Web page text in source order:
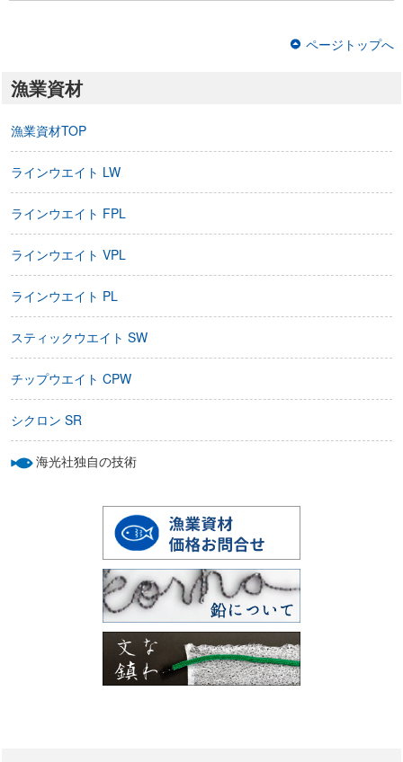
ページトップへ
漁業資材
漁業資材TOP
ラインウエイト LW
ラインウエイト FPL
ラインウエイト VPL
ラインウエイト PL
スティックウエイト SW
チップウエイト CPW
シクロン SR
海光社独自の技術